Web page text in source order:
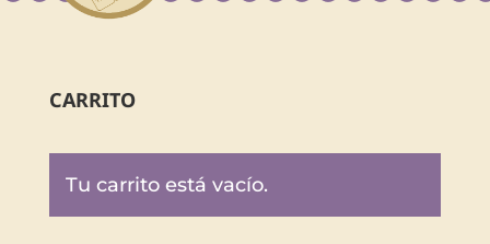
CARRITO
Tu carrito está vacío.